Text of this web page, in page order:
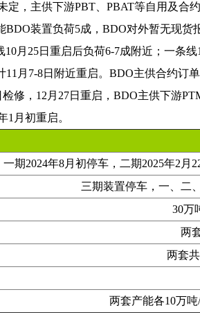
，主供下游PBT、PBAT等自用及合约
装置负荷5成，BDO对外暂无现货
月25日重启后负荷6-7成附近；一条
月7-8日附近重启。BDO主供合约订
修，12月27日重启，BDO主供下游
1月初重启。
一期2024年8月初停车，二期2025年2月
三期装置停车，一、二
30万
两
两套
两套产能各10万